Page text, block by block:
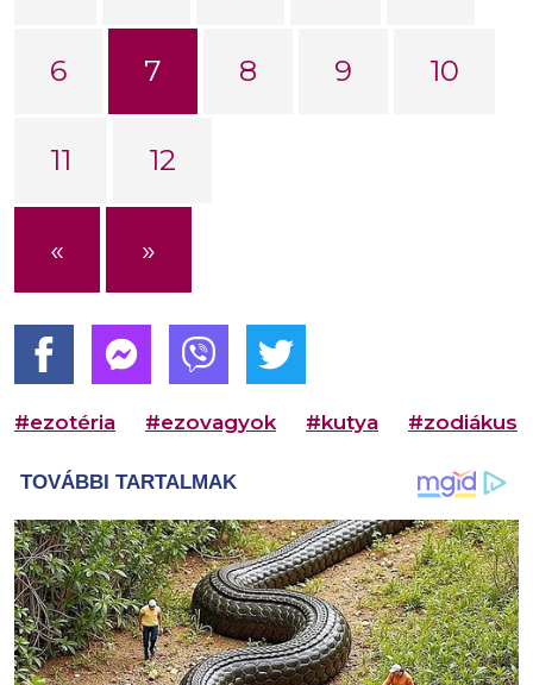
6 7 8 9 10
11 12
« »
#ezotéria #ezovagyok #kutya #zodiákus